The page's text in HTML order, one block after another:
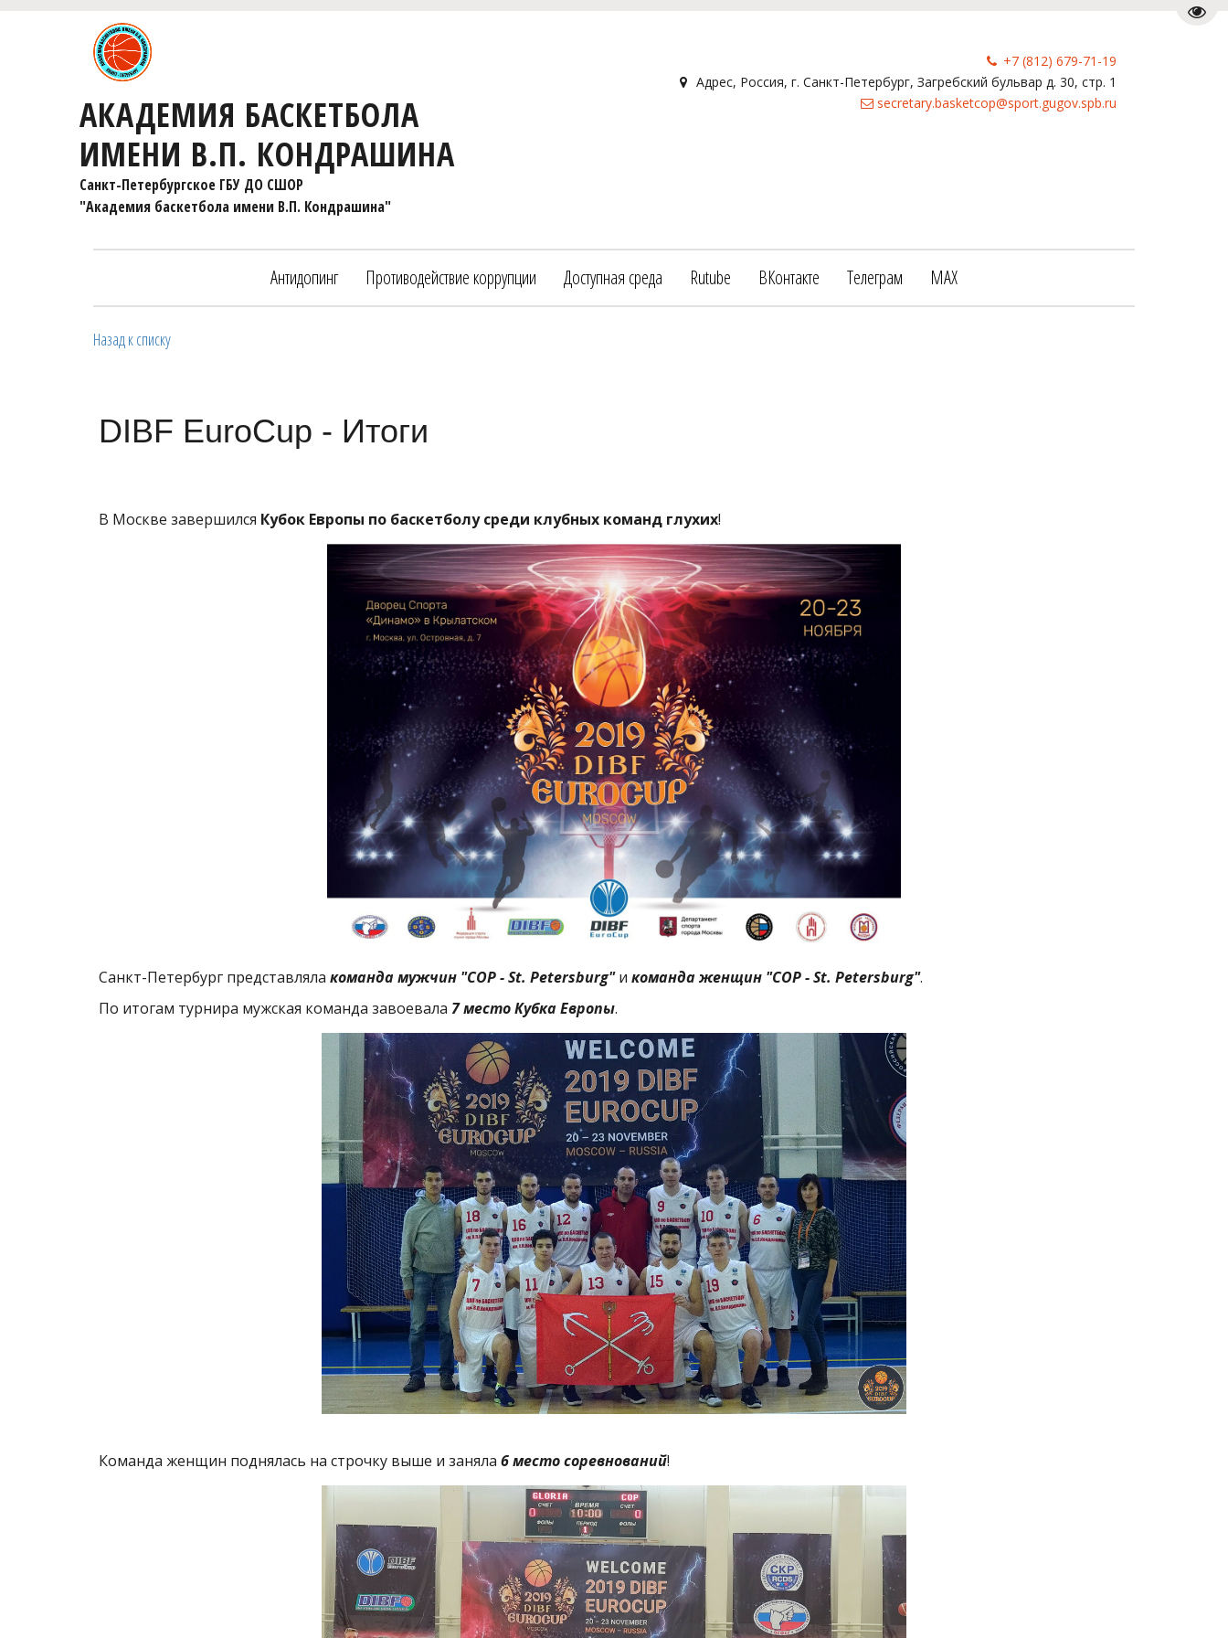
АКАДЕМИЯ БАСКЕТБОЛА
ИМЕНИ В.П. КОНДРАШИНА
Санкт-Петербургское ГБУ ДО СШОР
"Академия баскетбола имени В.П. Кондрашина"
+7 (812) 679-71-19
Адрес, Россия, г. Санкт-Петербург, Загребский бульвар д. 30, стр. 1
secretary.basketcop@sport.gugov.spb.ru
Антидопинг Противодействие коррупции Доступная среда Rutube ВКонтакте Телеграм МАХ
Назад к списку
DIBF EuroCup - Итоги
В Москве завершился Кубок Европы по баскетболу среди клубных команд глухих!
Санкт-Петербург представляла командамужчин "COP - St. Petersburg"и команда женщин "COP - St. Petersburg".
По итогам турнира мужская команда завоевала 7 место Кубка Европы.
Команда женщин поднялась на строчку выше и заняла 6 место соревнований!